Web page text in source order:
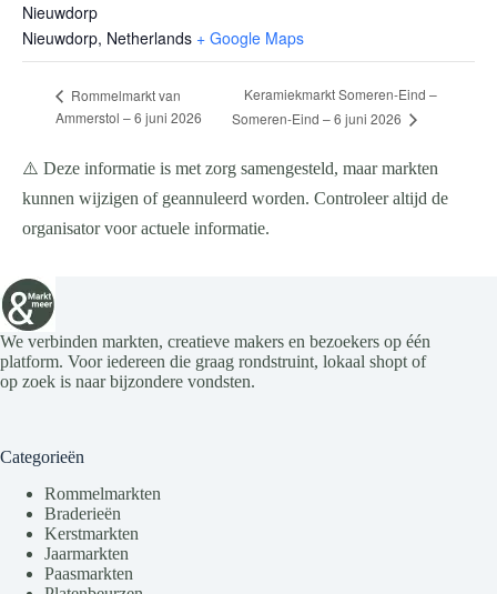
Nieuwdorp
Nieuwdorp, Netherlands + Google Maps
Rommelmarkt van
Ammerstol – 6 juni 2026
Keramiekmarkt Someren-Eind –
Someren-Eind – 6 juni 2026
⚠️ Deze informatie is met zorg samengesteld, maar markten
kunnen wijzigen of geannuleerd worden. Controleer altijd de
organisator voor actuele informatie.
We verbinden markten, creatieve makers en bezoekers op één
platform. Voor iedereen die graag rondstruint, lokaal shopt of
op zoek is naar bijzondere vondsten.
Categorieën
Rommelmarkten
Braderieën
Kerstmarkten
Jaarmarkten
Paasmarkten